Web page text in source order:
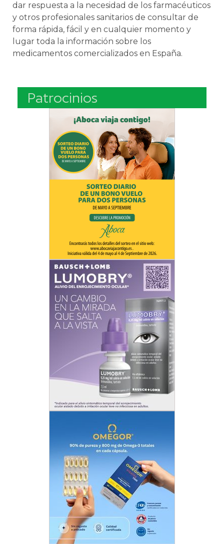
dar respuesta a la necesidad de los farmacéuticos
y otros profesionales sanitarios de consultar de
forma rápida, fácil y en cualquier momento y
lugar toda la información sobre los
medicamentos comercializados en España.
Patrocinios